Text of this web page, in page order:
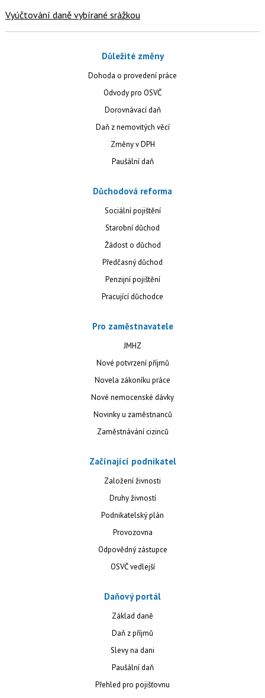
Vyúčtování daně vybírané srážkou
Důležité změny
Dohoda o provedení práce
Odvody pro OSVČ
Dorovnávací daň
Daň z nemovitých věcí
Změny v DPH
Paušální daň
Důchodová reforma
Sociální pojištění
Starobní důchod
Žádost o důchod
Předčasný důchod
Penzijní pojištění
Pracující důchodce
Pro zaměstnavatele
JMHZ
Nové potvrzení příjmů
Novela zákoníku práce
Nové nemocenské dávky
Novinky u zaměstnanců
Zaměstnávání cizinců
Začínající podnikatel
Založení živnosti
Druhy živností
Podnikatelský plán
Provozovna
Odpovědný zástupce
OSVČ vedlejší
Daňový portál
Základ daně
Daň z příjmů
Slevy na dani
Paušální daň
Přehled pro pojišťovnu